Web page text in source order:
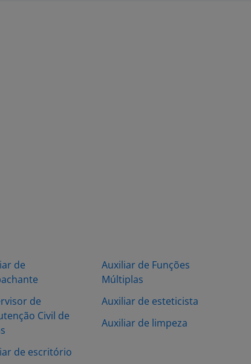
de
de
Civil de
de escritório
Auxiliar de Funções
Múltiplas
Auxiliar de esteticista
Auxiliar de limpeza